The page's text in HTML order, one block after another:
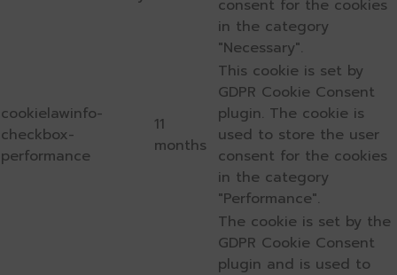
consent for the cookies
in the category
"Necessary".
cookielawinfo-
checkbox-
performance
11
months
This cookie is set by
GDPR Cookie Consent
plugin. The cookie is
used to store the user
consent for the cookies
in the category
"Performance".
The cookie is set by the
GDPR Cookie Consent
plugin and is used to